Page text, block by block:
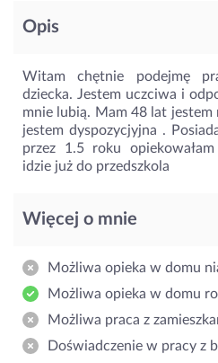
Opis
Witam chętnie podejmę
dziecka. Jestem uczciwa i
mnie lubią. Mam 48 lat
jestem dyspozycjyjna .
przez 1.5 roku
idzie już do przedszkola
Więcej o mnie
Możliwa opieka w domu
Możliwa opieka w domu
Możliwa praca z
Doświadczenie w pracy z